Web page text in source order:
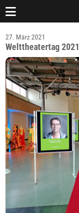
27. März 2021
Welttheatertag 2021